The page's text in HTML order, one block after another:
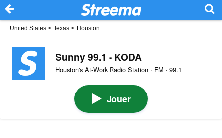
United States > Texas > Houston
Sunny 99.1 - KODA
Houston's At-Work Radio Station · FM · 99.1
Jouer